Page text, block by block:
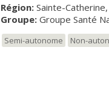
Région: Sainte-
Groupe: Groupe Santé
Semi-autonome Non-